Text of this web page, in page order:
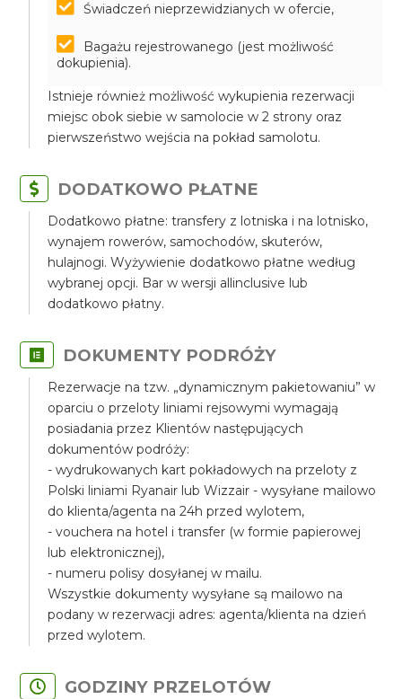
Świadczeń nieprzewidzianych w ofercie,
Bagażu rejestrowanego (jest możliwość
dokupienia).
Istnieje również możliwość wykupienia rezerwacji
miejsc obok siebie w samolocie w 2 strony oraz
pierwszeństwo wejścia na pokład samolotu.
DODATKOWO PŁATNE
Dodatkowo płatne: transfery z lotniska i na lotnisko,
wynajem rowerów, samochodów, skuterów,
hulajnogi. Wyżywienie dodatkowo płatne według
wybranej opcji. Bar w wersji allinclusive lub
dodatkowo płatny.
DOKUMENTY PODRÓŻY
Rezerwacje na tzw. „dynamicznym pakietowaniu” w
oparciu o przeloty liniami rejsowymi wymagają
posiadania przez Klientów następujących
dokumentów podróży:
- wydrukowanych kart pokładowych na przeloty z
Polski liniami Ryanair lub Wizzair - wysyłane mailowo
do klienta/agenta na 24h przed wylotem,
- vouchera na hotel i transfer (w formie papierowej
lub elektronicznej),
- numeru polisy dosyłanej w mailu.
Wszystkie dokumenty wysyłane są mailowo na
podany w rezerwacji adres: agenta/klienta na dzień
przed wylotem.
GODZINY PRZELOTÓW